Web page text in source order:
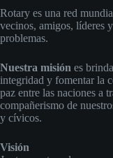
Rotary es una red
vecinos, amigos, líderes
problemas.
Nuestra misión es
integridad y fomentar la
paz entre las naciones a
compañerismo de
y cívicos.
Visión